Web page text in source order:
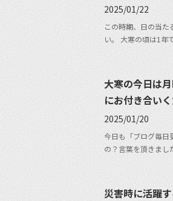
2025/01/22
この時期、日の当
い。 大寒の頃は1年
大寒の今日は
にお付き合い
2025/01/20
今日も「ブログ毎日
の？言葉を頂きま
災害時に活躍